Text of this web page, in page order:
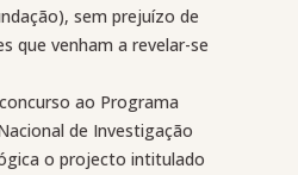
sem prejuízo de
que venham a revelar-se
ao Programa
de Investigação
o projecto intitulado